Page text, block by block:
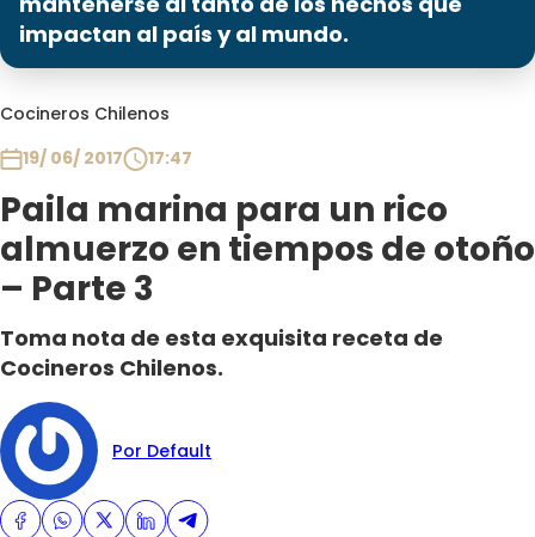
impactan al país y al mundo.
Cocineros Chilenos
19/ 06/ 2017
17:47
Paila marina para un rico
almuerzo en tiempos de otoño
– Parte 3
Toma nota de esta exquisita receta de
Cocineros Chilenos.
Por Default
Programas
Contigo en Directo
Plan Perfecto
El Tiempo
Sabingo
Todos Los Programas